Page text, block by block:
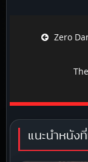
Post navigation
Zero
แนะนำหนัง